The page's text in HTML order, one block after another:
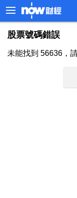
股票號碼錯誤
未能找到 56636，